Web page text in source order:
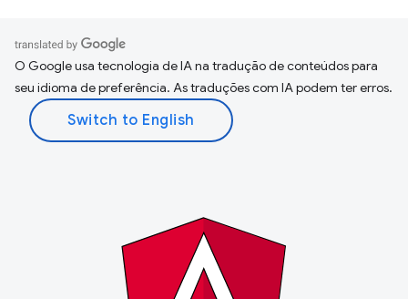
O Google usa tecnologia de IA na tradução de conteúdos para
seu idioma de preferência. As traduções com IA podem ter erros.